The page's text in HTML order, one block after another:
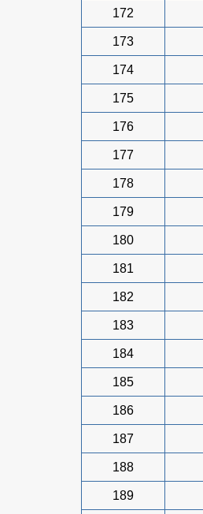
172
173
174
175
176
177
178
179
180
181
182
183
184
185
186
187
188
189